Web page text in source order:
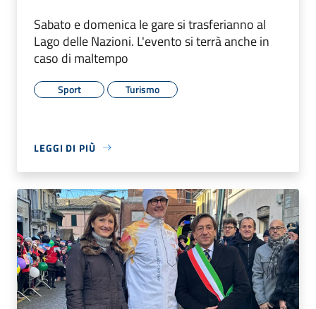
Sabato e domenica le gare si trasferianno al
Lago delle Nazioni. L'evento si terrà anche in
caso di maltempo
Sport Turismo
LEGGI DI PIÙ